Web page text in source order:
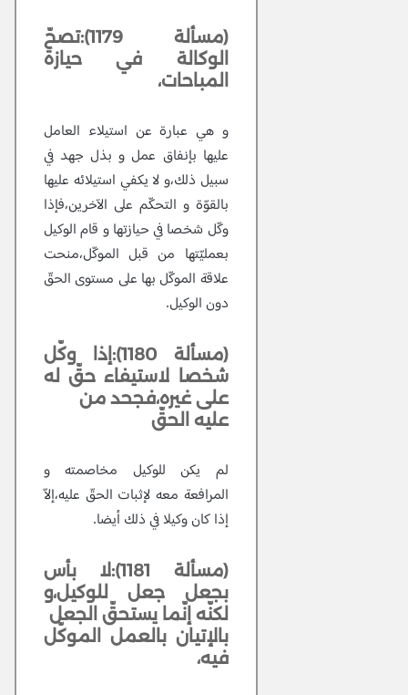
(مسألة 1179):تصحّ
الوكالة في حيازة
المباحات،
و هي عبارة عن استيلاء العامل
عليها بإنفاق عمل و بذل جهد في
سبيل ذلك،و لا يكفي استيلائه عليها
بالقوّة و التحكّم على الآخرين،فإذا
وكّل شخصا في حيازتها و قام الوكيل
بعمليّتها من قبل الموكّل،منحت
علاقة الموكّل بها على مستوى الحقّ
دون الوكيل.
(مسألة 1180):إذا وكّل
شخصا لاستيفاء حقّ له
على غيره،فجحد من
عليه الحقّ
لم يكن للوكيل مخاصمته و
المرافعة معه لإثبات الحقّ عليه،إلاّ
إذا كان وكيلا في ذلك أيضا.
(مسألة 1181):لا بأس
بجعل جعل للوكيل،و
لكنّه إنّما يستحقّ الجعل
بالإتيان بالعمل الموكّل
فيه،